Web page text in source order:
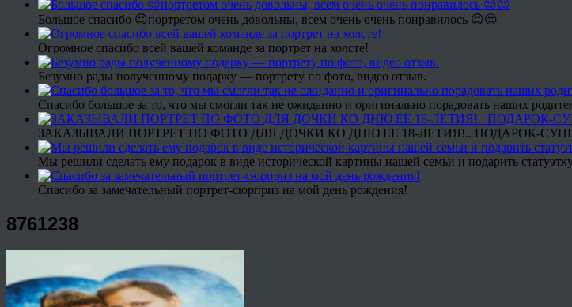
Большое спасибо 😍портретом очень довольны, всем очень очень понравилось 😍😍
Огромное спасибо всей вашей команде за портрет на холсте!
Безумно рады полученному подарку — портрету по фото, видео отзыв.
Спасибо большое за то, что мы смогли так не ожиданно и оригинально порадовать наших
ЗАКАЗЫВАЛИ ПОРТРЕТ ПО ФОТО ДЛЯ ДОЧКИ КО ДНЮ ЕЕ 18-ЛЕТИЯ!.. ПОДАРОК-
Мы решили сделать ему подарок в виде исторической картины нашей семьи и подарить
Спасибо за замечательный портрет-сюрприз на мой день рождения!
8761238